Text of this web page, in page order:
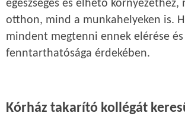
egészséges és élhető környezethez,
otthon, mind a munkahelyeken is.
mindent megtenni ennek elérése és
fenntarthatósága érdekében.
Kórház takarító kollégát